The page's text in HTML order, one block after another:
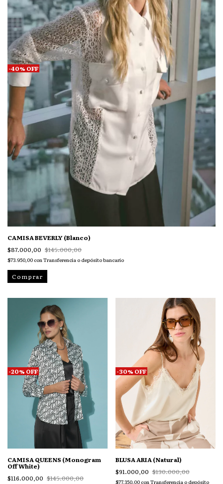
-40% OFF
CAMISA BEVERLY (Blanco)
$87.000,00 $145.000,00
$73.950,00 conTransferencia o depósito bancario
Comprar
-20% OFF
CAMISA QUEENS (Monogram
Off White)
$116.000,00 $145.000,00
-30% OFF
BLUSA ARIA (Natural)
$91.000,00 $130.000,00
$77.350,00 conTransferencia o depósito